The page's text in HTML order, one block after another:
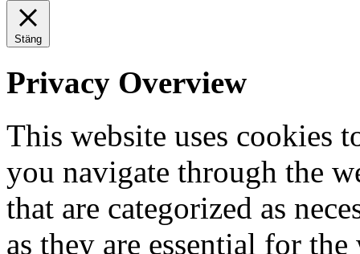
Stäng
Privacy Overview
This website uses cookies
you navigate through the
that are categorized as
as they are essential for